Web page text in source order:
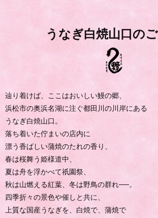
うなぎ白焼山口の
辿り着けば、ここはおいしい鰻の郷、
浜松市の奥浜名湖に注ぐ都田川の川岸にある
うなぎ白焼山口。
落ち着いた佇まいの店内に
漂う香ばしい蒲焼のたれの香り、
春は桜舞う姫様道中、
夏は舟を浮かべて祇園祭、
秋は山燃える紅葉、冬は野鳥の群れ──。
四季折々の景色や催しと共に、
上質な国産うなぎを、白焼で、蒲焼で